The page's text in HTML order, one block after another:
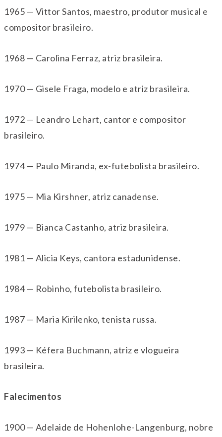
1965 — Vittor Santos, maestro, produtor musical e
compositor brasileiro.
1968 — Carolina Ferraz, atriz brasileira.
1970 — Gisele Fraga, modelo e atriz brasileira.
1972 — Leandro Lehart, cantor e compositor
brasileiro.
1974 — Paulo Miranda, ex-futebolista brasileiro.
1975 — Mia Kirshner, atriz canadense.
1979 — Bianca Castanho, atriz brasileira.
1981 — Alicia Keys, cantora estadunidense.
1984 — Robinho, futebolista brasileiro.
1987 — Maria Kirilenko, tenista russa.
1993 — Kéfera Buchmann, atriz e vlogueira
brasileira.
Falecimentos
1900 — Adelaide de Hohenlohe-Langenburg, nobre